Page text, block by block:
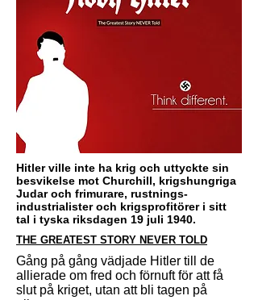
Hitler ville inte ha krig och uttyckte sin
besvikelse mot Churchill, krigshungriga
Judar och frimurare, rustnings-
industrialister och krigsprofitörer i sitt
tal i tyska riksdagen 19 juli 1940.
THE GREATEST STORY NEVER TOLD
Gång på gång vädjade Hitler till de
allierade om fred och förnuft för att få
slut på kriget, utan att bli tagen på